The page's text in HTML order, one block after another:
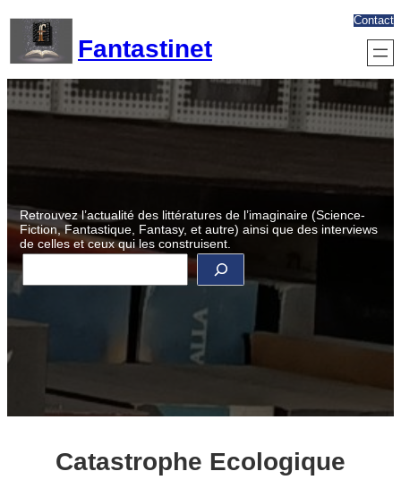
contenu
Fantastinet
Contact
Retrouvez l’actualité des littératures de l’imaginaire (Science-
Fiction, Fantastique, Fantasy, et autre) ainsi que des interviews
de celles et ceux qui les construisent.
R
e
c
r
Catastrophe Ecologique